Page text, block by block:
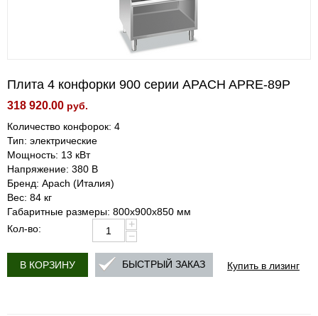
Плита 4 конфорки 900 серии APACH APRE-89P
318 920.00 руб.
Количество конфорок: 4
Тип: электрические
Мощность: 13 кВт
Напряжение: 380 В
Бренд: Apach (Италия)
Вес: 84 кг
Габаритные размеры: 800х900х850 мм
Кол-во:
+
−
В КОРЗИНУ Купить в лизинг
БЫСТРЫЙ ЗАКАЗ